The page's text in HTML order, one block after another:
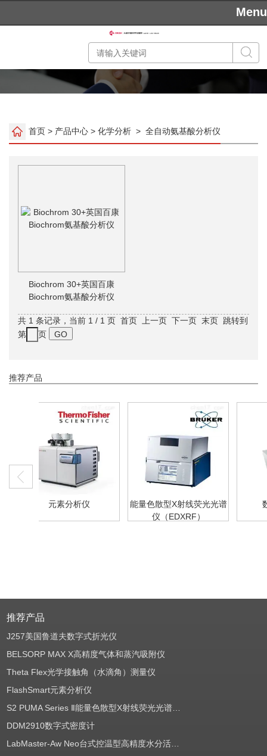
Menu
首页 > 产品中心 > 化学分析 > 全自动氨基酸分析仪
Biochrom 30+英国百康
Biochrom氨基酸分析仪
共 1 条记录，当前 1 / 1 页 首页 上一页 下一页 末页 跳转到
第
页
推荐产品
能量色散型X射线荧光光谱
数字式密度计
推荐产品
J257美国鲁道夫数字式折光仪
BELSORP MAX X高精度气体和蒸汽吸附仪
Theta Flex光学接触角（水滴角）测量仪
FlashSmart元素分析仪
S2 PUMA Series Ⅱ能量色散型X射线荧光光谱仪（EDXRF）
DDM2910数字式密度计
LabMaster-Aw Neo台式控温型高精度水分活度测定仪